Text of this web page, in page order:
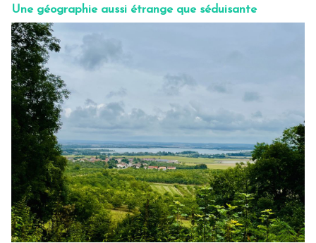
Une géographie aussi étrange que séduisante